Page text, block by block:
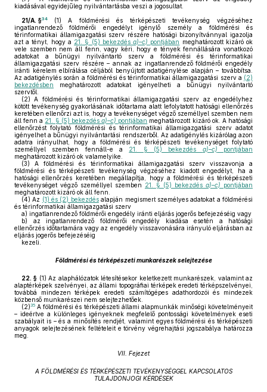
kiadásával egyidejűleg nyilvántartásba veszi a jogosultat.
21/A. §34 (1) A földmérési és térképészeti tevékenység végzéséhez
ingatlanrendező földmérői engedélyt igénylő személy a földmérési és
térinformatikai államigazgatási szerv részére hatósági bizonyítvánnyal igazolja
azt a tényt, hogy a 21. § (5) bekezdésa)–c) pontjában meghatározott kizáró ok
vele szemben nem áll fenn, vagy kéri, hogy e tények fennállására vonatkozó
adatokat a bűnügyi nyilvántartó szerv a földmérési és térinformatikai
államigazgatási szerv részére – annak az ingatlanrendező földmérői engedély
iránti kérelem elbírálása céljából benyújtott adatigénylése alapján – továbbítsa.
Az adatigénylés során a földmérési és térinformatikai államigazgatási szerv a (2)
bekezdésben meghatározott adatokat igényelheti a bűnügyi nyilvántartó
szervtől.
(2) A földmérési és térinformatikai államigazgatási szerv az engedélyhez
kötött tevékenység gyakorlásának időtartama alatt lefolytatott hatósági ellenőrzés
keretében ellenőrzi azt is, hogy a tevékenységet végző személlyel szemben nem
áll fenn a 21. § (5) bekezdésa)–c) pontjában meghatározott kizáró ok. A hatósági
ellenőrzést folytató földmérési és térinformatikai államigazgatási szerv adatot
igényelhet a bűnügyi nyilvántartási rendszerből. Az adatigénylés kizárólag azon
adatra irányulhat, hogy a földmérési és térképészeti tevékenységet folytató
személlyel szemben fennáll-e a 21. § (5) bekezdés a)–c) pontjában
meghatározott kizáró ok valamelyike.
(3) A földmérési és térinformatikai államigazgatási szerv visszavonja a
földmérési és térképészeti tevékenység végzéséhez kiadott engedélyt, ha a
hatósági ellenőrzés keretében megállapítja, hogy a földmérési és térképészeti
tevékenységet végző személlyel szemben 21. § (5) bekezdés a)–c) pontjában
meghatározott kizáró ok áll fenn.
(4) Az (1) és (2) bekezdésalapján megismert személyes adatokat a földmérési
és térinformatikai államigazgatási szerv
a) ingatlanrendező földmérői engedély iránti eljárás jogerős befejezéséig vagy
b) az ingatlanrendező földmérői engedély kiadása esetén a hatósági
ellenőrzés időtartamára vagy az engedély visszavonására irányuló eljárásban az
eljárás jogerős befejezéséig
kezeli.
Földmérési és térképészeti munkarészek selejtezése
22. § (1) Az alaphálózatok létesítésekor keletkezett munkarészek, valamint az
alaptérképek szelvényei, az állami topográfiai térképek eredeti térképszelvényei,
továbbá mindezen térképek eredeti számítógépes adathordozói és mindezek
közbenső munkarészei nem selejtezhetőek.
(2)35 A földmérési és térképészeti állami alapmunkák minőségi követelményeit
– ideértve a különleges igényeknek megfelelő pontossági követelmények eseti
szabályait is – és a minősítés rendjét, valamint egyes földmérési és térképészeti
anyagok selejtezésének feltételeit e törvény végrehajtási jogszabálya határozza
meg.
VII. Fejezet
A FÖLDMÉRÉSI ÉS TÉRKÉPÉSZETI TEVÉKENYSÉGGEL KAPCSOLATOS
TULAJDONJOGI KÉRDÉSEK